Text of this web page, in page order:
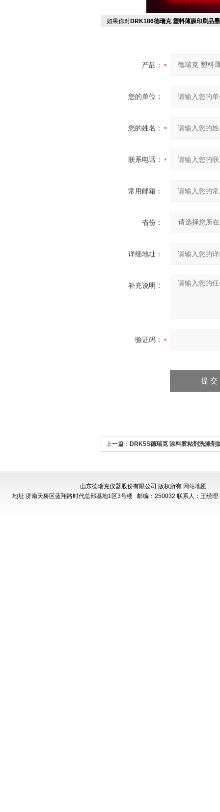
如果你对DRK186德瑞克 塑料薄膜印刷品
产品：
您的单位：
您的姓名：
联系电话：
常用邮箱：
省份：
详细地址：
补充说明：
验证码：
上一篇： DRK5S德瑞克 涂料胶粘剂洗涤剂
山东德瑞克仪器股份有限公司 版权所有 网站地图
地址:济南天桥区蓝翔路时代总部基地1区3号楼 邮编：250032 联系人：王经